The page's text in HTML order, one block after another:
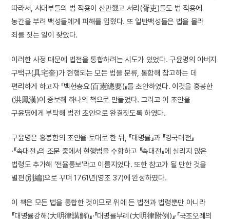
따라서, 사대부들의 법 적용이 산만했고 서리(胥吏)들도 법 적용에
농간을 부려 백성들에게 피해를 입혔다. 또 일반백성들은 법을 몰라
죄를 짓는 일이 잦았다.
이러한 사정 때문에 법전을 통합하려는 시도가 있었다. 구윤명의 아버지
구택규(具宅奎)가 현행되는 모든 법을 분류, 통합해 참고하는 데
편리하게 하고자 『백헌총요(百憲總要)』를 초안하였다. 이것을 홍봉한
(洪鳳漢)이 증보해 하나의 책으로 만들었다. 그리고 이 초안을
구윤명에게 부탁해 법전 초안으로 완결짓도록 하였다.
구윤명은 홍봉한의 초안을 토대로 한 뒤, 『대명률』과 『경국대전』
·『속대전』의 조문 중에서 현행법을 수합하고 『속대전』에 실리지 않은
법령도 추가해 ‘전율통보’라고 이름지었다. 또한 참고가 될 만한 것을
별편(別編)으로 꾸며 1761년(영조 37)에 완성하였다.
이 책은 모든 법을 통합한 것이므로 위에 든 법전과 법령뿐만 아니라
『대명률강해(大明律講解)』·『대명률부례(大明律附例)』·『국조오례의